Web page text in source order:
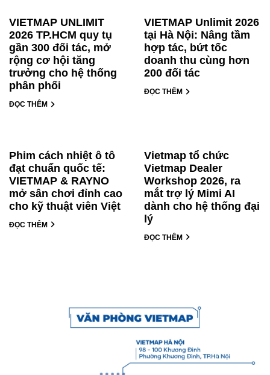
VIETMAP UNLIMIT
2026 TP.HCM quy tụ
gần 300 đối tác, mở
rộng cơ hội tăng
trưởng cho hệ thống
phân phối
ĐỌC THÊM
VIETMAP Unlimit 2026
tại Hà Nội: Nâng tầm
hợp tác, bứt tốc
doanh thu cùng hơn
200 đối tác
ĐỌC THÊM
Phim cách nhiệt ô tô
đạt chuẩn quốc tế:
VIETMAP & RAYNO
mở sân chơi đỉnh cao
cho kỹ thuật viên Việt
ĐỌC THÊM
Vietmap tổ chức
Vietmap Dealer
Workshop 2026, ra
mắt trợ lý Mimi AI
dành cho hệ thống đại
lý
ĐỌC THÊM